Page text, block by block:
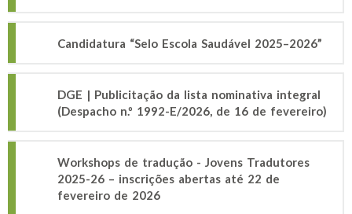
Candidatura “Selo Escola Saudável 2025–2026”
DGE | Publicitação da lista nominativa integral
(Despacho n.º 1992-E/2026, de 16 de fevereiro)
Workshops de tradução - Jovens Tradutores
2025-26 – inscrições abertas até 22 de
fevereiro de 2026